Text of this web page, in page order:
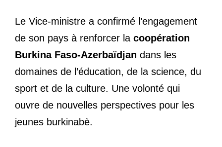
Le Vice-ministre a confirmé l’engagement
de son pays à renforcer la coopération
Burkina Faso-Azerbaïdjan dans les
domaines de l’éducation, de la science, du
sport et de la culture. Une volonté qui
ouvre de nouvelles perspectives pour les
jeunes burkinabè.